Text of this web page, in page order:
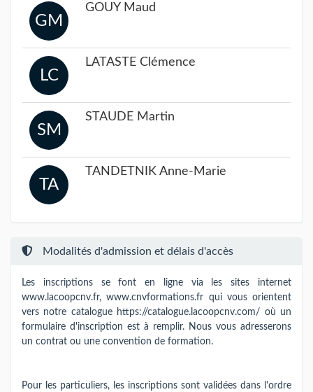
GM
GOUY Maud
LC
LATASTE Clémence
SM
STAUDE Martin
TA
TANDETNIK Anne-Marie
Modalités d'admission et délais d'accès
Les inscriptions se font en ligne via les sites internet
www.lacoopcnv.fr, www.cnvformations.fr qui vous orientent
vers notre catalogue https://catalogue.lacoopcnv.com/ où un
formulaire d'inscription est à remplir. Nous vous adresserons
un contrat ou une convention de formation.
Pour les particuliers, les inscriptions sont validées dans l'ordre